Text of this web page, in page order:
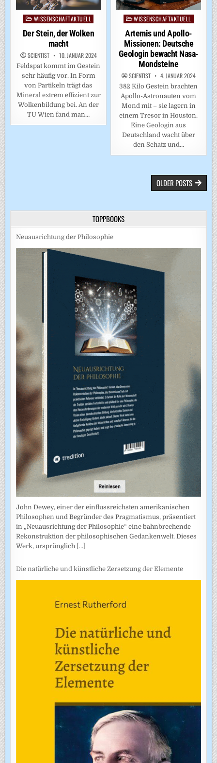
PostedWISSENSCHAFTAKTUELL
Der Stein, der Wolken
macht
SCIENTIST 10. JANUAR 2024
Feldspat kommt im Gestein
sehr häufig vor. In Form
von Partikeln trägt das
Mineral extrem effizient zur
Wolkenbildung bei. An der
TU Wien fand man…
PostedWISSENSCHAFTAKTUELL
Artemis und Apollo-
Missionen: Deutsche
Geologin bewacht Nasa-
Mondsteine
SCIENTIST 4. JANUAR 2024
382 Kilo Gestein brachten
Apollo-Astronauten vom
Mond mit – sie lagern in
einem Tresor in Houston.
Eine Geologin aus
Deutschland wacht über
den Schatz und…
BEITRAGSNAVIGATIONOLDER POSTS
TOPPBOOKS
Neuausrichtung der Philosophie
John Dewey, einer der einflussreichsten amerikanischen
Philosophen und Begründer des Pragmatismus, präsentiert
in „Neuausrichtung der Philosophie“ eine bahnbrechende
Rekonstruktion der philosophischen Gedankenwelt. Dieses
Werk, ursprünglich [...]
Die natürliche und künstliche Zersetzung der Elemente